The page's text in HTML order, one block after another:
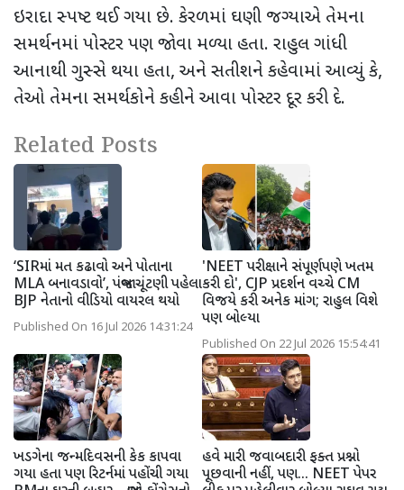
ઇરાદા સ્પષ્ટ થઈ ગયા છે. કેરળમાં ઘણી જગ્યાએ તેમના
સમર્થનમાં પોસ્ટર પણ જોવા મળ્યા હતા. રાહુલ ગાંધી
આનાથી ગુસ્સે થયા હતા, અને સતીશને કહેવામાં આવ્યું કે,
તેઓ તેમના સમર્થકોને કહીને આવા પોસ્ટર દૂર કરી દે.
Related Posts
‘SIRમાં મત કઢાવો અને પોતાના
MLA બનાવડાવો’, પંજાબ ચૂંટણી પહેલા
BJP નેતાનો વીડિયો વાયરલ થયો
Published On 16 Jul 2026 14:31:24
'NEET પરીક્ષાને સંપૂર્ણપણે ખતમ
કરી દો', CJP પ્રદર્શન વચ્ચે CM
વિજયે કરી અનેક માંગ; રાહુલ વિશે
પણ બોલ્યા
Published On 22 Jul 2026 15:54:41
ખડગેના જન્મદિવસની કેક કાપવા
ગયા હતા પણ રિટર્નમાં પહોંચી ગયા
હવે મારી જવાબદારી ફક્ત પ્રશ્નો
પૂછવાની નહીં, પણ... NEET પેપર